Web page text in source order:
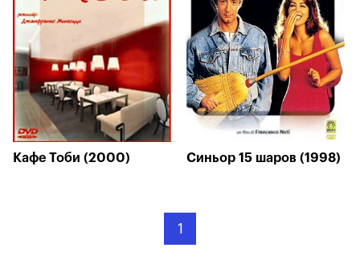
Кафе Тоби (2000) Синьор 15 шаров (1998)
1